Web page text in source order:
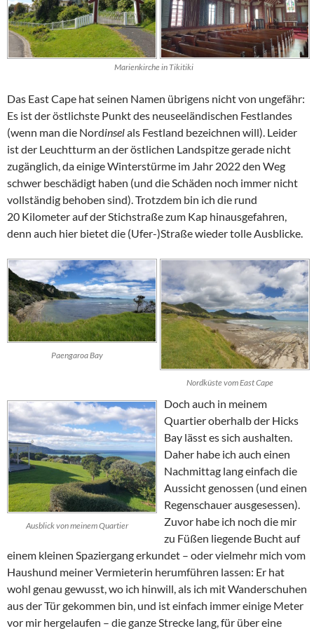
Marienkirche in Tikitiki
Das East Cape hat seinen Namen übrigens nicht von ungefähr:
Es ist der östlichste Punkt des neuseeländischen Festlandes
(wenn man die Nordinselals Festland bezeichnen will). Leider
ist der Leuchtturm an der östlichen Landspitze gerade nicht
zugänglich, da einige Winterstürme im Jahr 2022 den Weg
schwer beschädigt haben (und die Schäden noch immer nicht
vollständig behoben sind). Trotzdem bin ich die rund
20 Kilometer auf der Stichstraße zum Kap hinausgefahren,
denn auch hier bietet die (Ufer-)Straße wieder tolle Ausblicke.
Paengaroa Bay
Nordküste vom East Cape
Ausblick von meinem Quartier
Doch auch in meinem
Quartier oberhalb der Hicks
Baylässt es sich aushalten.
Daher habe ich auch einen
Nachmittag lang einfach die
Aussicht genossen (und einen
Regenschauer ausgesessen).
Zuvor habe ich noch die mir
zu Füßen liegende Bucht auf
einem kleinen Spaziergang erkundet – oder vielmehr mich vom
Haushund meiner Vermieterin herumführen lassen: Er hat
wohl genau gewusst, wo ich hinwill, als ich mit Wanderschuhen
aus der Tür gekommen bin, und ist einfach immer einige Meter
vor mir hergelaufen – die ganze Strecke lang, für über eine